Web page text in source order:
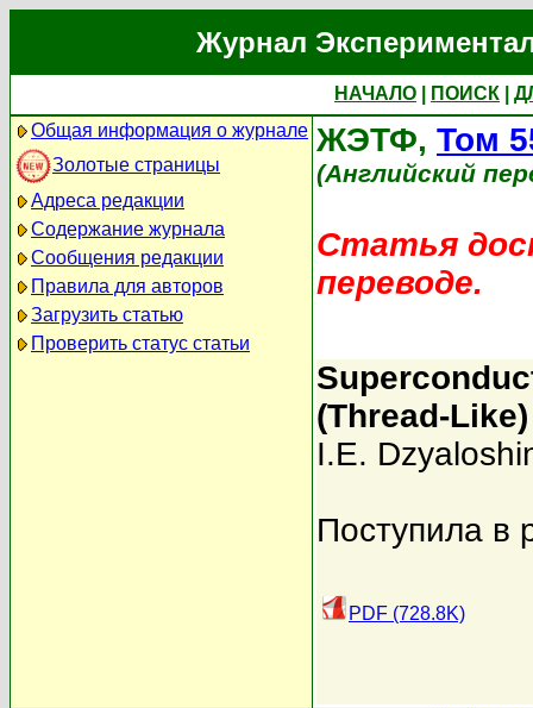
Журнал
НАЧАЛО ПОИСК
Общая информация о журнале
Золотые страницы
Адреса редакции
Содержание журнала
Сообщения редакции
Правила для авторов
Загрузить статью
Проверить статус статьи
ЖЭТФ, Том
(Английский
Статья
переводе.
(Thread-
I.E.
Поступила в
PDF (728.8K)